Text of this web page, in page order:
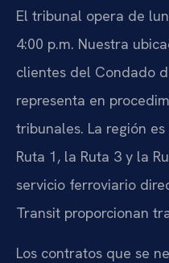
El tribunal opera de
4:00 p.m. Nuestra
clientes del Condado
representa en
tribunales. La región
Ruta 1, la Ruta 3 y la
servicio ferroviario
Transit proporcionan
Los contratos que se